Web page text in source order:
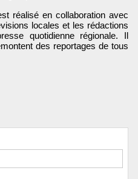
réalisé en collaboration avec
locales et les rédactions
quotidienne régionale. Il
des reportages de tous